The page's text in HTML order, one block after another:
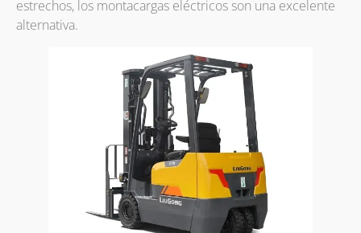
estrechos, los montacargas eléctricos son una excelente
alternativa.